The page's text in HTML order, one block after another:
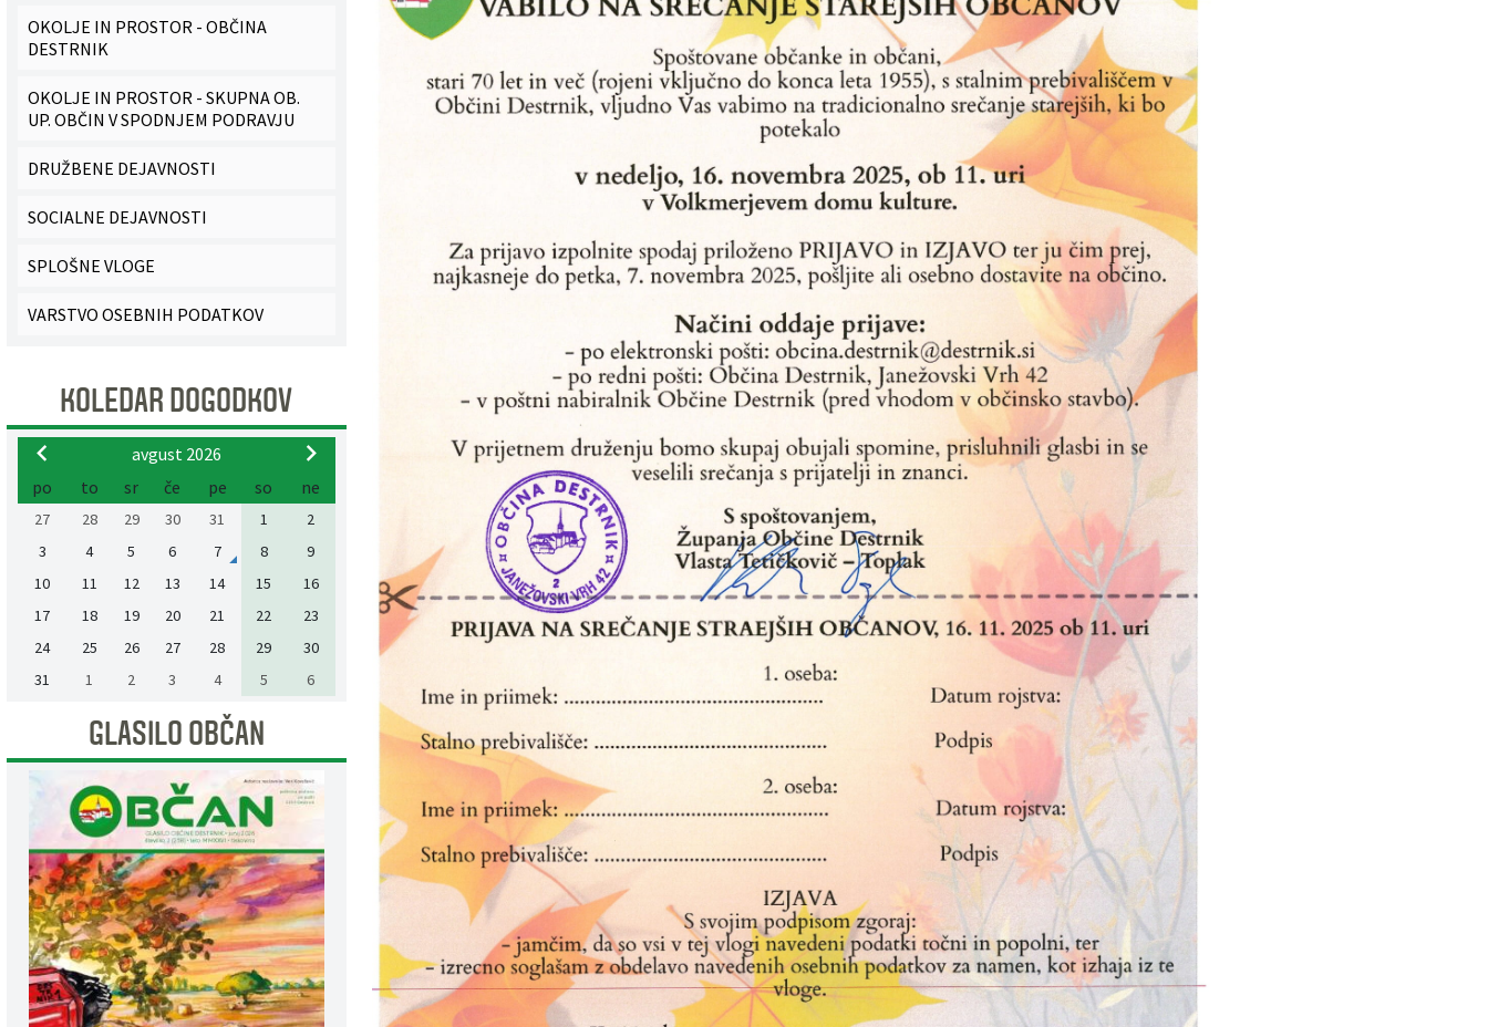
OKOLJE IN PROSTOR - OBČINA
DESTRNIK
OKOLJE IN PROSTOR - SKUPNA OB.
UP. OBČIN V SPODNJEM PODRAVJU
DRUŽBENE DEJAVNOSTI
SOCIALNE DEJAVNOSTI
SPLOŠNE VLOGE
VARSTVO OSEBNIH PODATKOV
KOLEDAR DOGODKOV
avgust 2026
po
to sr če pe so ne
27 28 29 30 31 1
2
3
4 5 6 7 8
9
10
11 12 13 14 15
16
17
18 19 20 21 22
23
24
25 26 27 28 29
30
31
1 2 3 4 5 6
GLASILO OBČAN
Pobratene občine
Glasilo Občan
Lokalna ponudba